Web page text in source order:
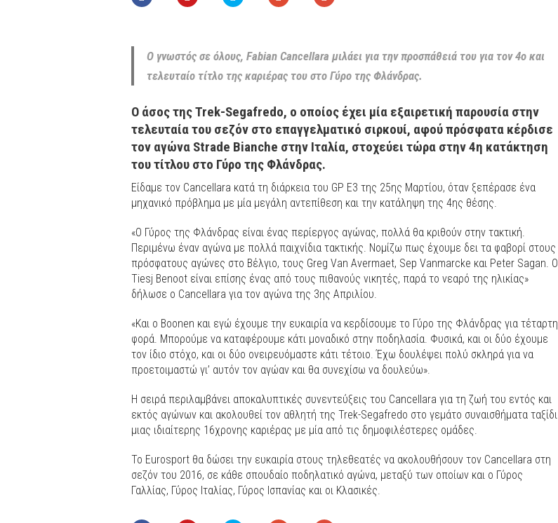
Ο γνωστός σε όλους, Fabian Cancellara μιλάει για την προσπάθειά του για τον 4ο και
τελευταίο τίτλο της καριέρας του στο Γύρο της Φλάνδρας.
Ο άσος της Trek-Segafredo, ο οποίος έχει μία εξαιρετική παρουσία στην
τελευταία του σεζόν στο επαγγελματικό σιρκουί, αφού πρόσφατα κέρδισε
τον αγώνα Strade Bianche στην Ιταλία, στοχεύει τώρα στην 4η κατάκτηση
του τίτλου στο Γύρο της Φλάνδρας.
Είδαμε τον Cancellara κατά τη διάρκεια του GP E3 της 25ης Μαρτίου, όταν ξεπέρασε ένα
μηχανικό πρόβλημα με μία μεγάλη αντεπίθεση και την κατάληψη της 4ης θέσης.
«Ο Γύρος της Φλάνδρας είναι ένας περίεργος αγώνας, πολλά θα κριθούν στην τακτική.
Περιμένω έναν αγώνα με πολλά παιχνίδια τακτικής. Νομίζω πως έχουμε δει τα φαβορί στους
πρόσφατους αγώνες στο Βέλγιο, τους Greg Van Avermaet, Sep Vanmarcke και Peter Sagan. Ο
Tiesj Benoot είναι επίσης ένας από τους πιθανούς νικητές, παρά το νεαρό της ηλικίας»
δήλωσε ο Cancellara για τον αγώνα της 3ης Απριλίου.
«Και ο Boonen και εγώ έχουμε την ευκαιρία να κερδίσουμε το Γύρο της Φλάνδρας για τέταρτη
φορά. Μπορούμε να καταφέρουμε κάτι μοναδικό στην ποδηλασία. Φυσικά, και οι δύο έχουμε
τον ίδιο στόχο, και οι δύο ονειρευόμαστε κάτι τέτοιο. Έχω δουλέψει πολύ σκληρά για να
προετοιμαστώ γι’ αυτόν τον αγώαν και θα συνεχίσω να δουλεύω».
Η σειρά περιλαμβάνει αποκαλυπτικές συνεντεύξεις του Cancellara για τη ζωή του εντός και
εκτός αγώνων και ακολουθεί τον αθλητή της Trek-Segafredo στο γεμάτο συναισθήματα ταξίδι
μιας ιδιαίτερης 16χρονης καριέρας με μία από τις δημοφιλέστερες ομάδες.
Το Eurosport θα δώσει την ευκαιρία στους τηλεθεατές να ακολουθήσουν τον Cancellara στη
σεζόν του 2016, σε κάθε σπουδαίο ποδηλατικό αγώνα, μεταξύ των οποίων και ο Γύρος
Γαλλίας, Γύρος Ιταλίας, Γύρος Ισπανίας και οι Κλασικές.